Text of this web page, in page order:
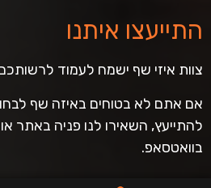
התייעצו איתנו
צוות איזי שף ישמח לעמוד
אם אתם לא בטוחים באיזה שף לבחור
להתייעץ, השאירו לנו פניה באתר
בוואטסאפ.